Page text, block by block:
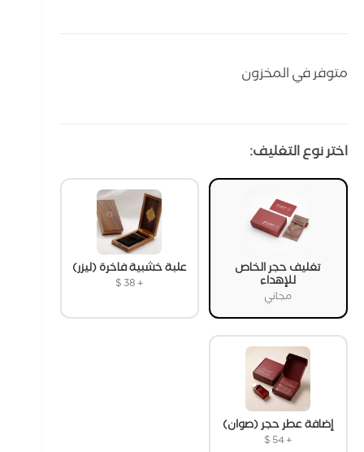
متوفر في المخزون
اختر نوع التغليف:
تغليف حجر الخاص
للإهداء
مجاني
علبة خشبية فاخرة (ليزر)
+
$38
إضافة عطر حجر (صوان)
+
$54